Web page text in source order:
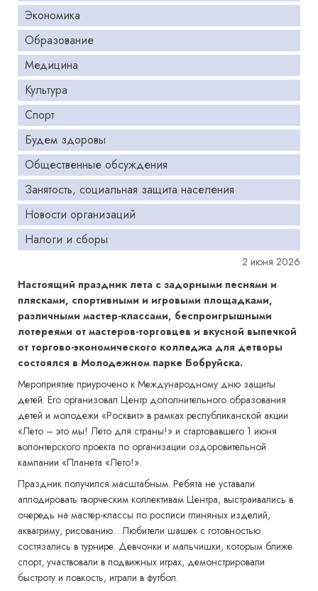
Экономика
Образование
Медицина
Культура
Спорт
Будем здоровы
Общественные обсуждения
Занятость, социальная защита населения
Новости организаций
Налоги и сборы
2 июня 2026
Настоящий праздник лета с задорными песнями и
плясками, спортивными и игровыми площадками,
различными мастер-классами, беспроигрышными
лотереями от мастеров-торговцев и вкусной выпечкой
от торгово-экономического колледжа для детворы
состоялся в Молодежном парке Бобруйска.
Мероприятие приурочено к Международному дню защиты
детей. Его организовал Центр дополнительного образования
детей и молодежи «Росквит» в рамках республиканской акции
«Лето – это мы! Лето для страны!» и стартовавшего 1 июня
волонтерского проекта по организации оздоровительной
кампании «Планета «Лето!».
Праздник получился масштабным. Ребята не уставали
аплодировать творческим коллективам Центра, выстраивались в
очередь на мастер-классы по росписи глиняных изделий,
аквагриму, рисованию... Любители шашек с готовностью
состязались в турнире. Девчонки и мальчишки, которым ближе
спорт, участвовали в подвижных играх, демонстрировали
быстроту и ловкость, играли в футбол.